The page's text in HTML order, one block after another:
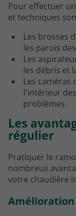
Pour effectuer
et techniques
Les brosses
les parois
Les
les débris et
Les caméras
l'intérieur
problèmes.
Les
régulier
Pratiquer le
nombreux
votre chaudière